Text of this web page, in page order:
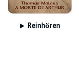
Reinhören